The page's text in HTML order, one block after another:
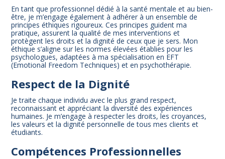
En tant que professionnel dédié à la santé mentale et au bien-
être, je m’engage également à adhérer à un ensemble de
principes éthiques rigoureux. Ces principes guident ma
pratique, assurent la qualité de mes interventions et
protègent les droits et la dignité de ceux que je sers. Mon
éthique s’aligne sur les normes élevées établies pour les
psychologues, adaptées à ma spécialisation en EFT
(Emotional Freedom Techniques) et en psychothérapie.
Respect de la Dignité
Je traite chaque individu avec le plus grand respect,
reconnaissant et appréciant la diversité des expériences
humaines. Je m’engage à respecter les droits, les croyances,
les valeurs et la dignité personnelle de tous mes clients et
étudiants.
Compétences Professionnelles